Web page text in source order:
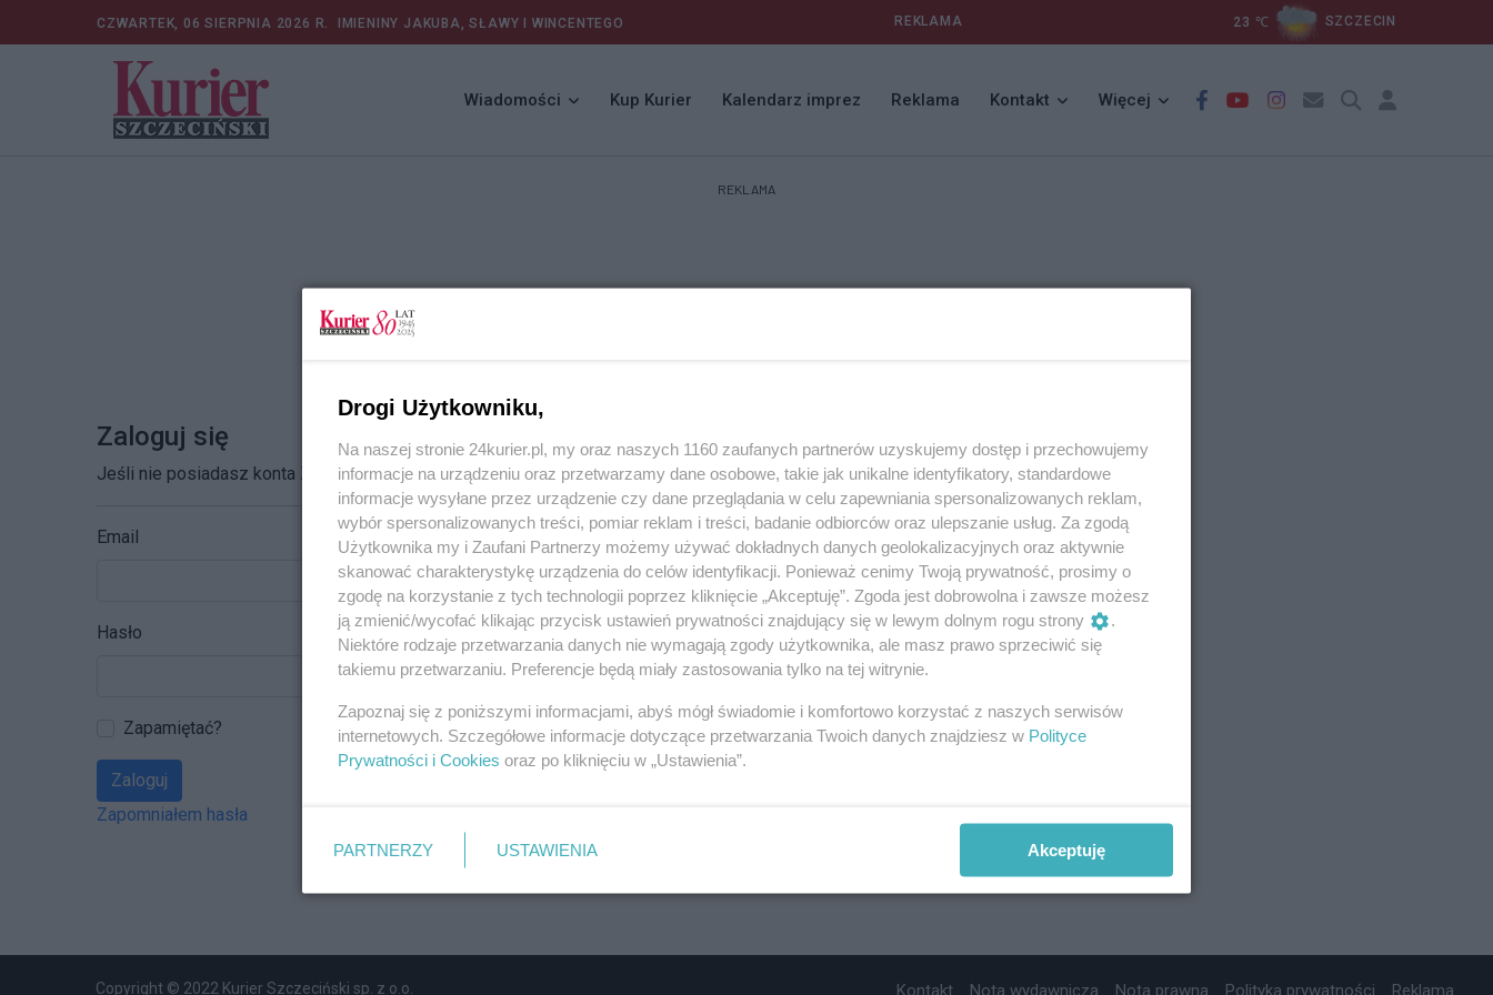
CZWARTEK, 06 SIERPNIA 2026 R. IMIENINY JAKUBA, SŁAWY I WINCENTEGO REKLAMA 23 ℃ SZCZECIN
Wiadomości Kup Kurier Kalendarz imprez Reklama Kontakt Więcej
REKLAMA
Zaloguj się
Jeśli nie posiadasz konta Zarejestruj się
Email
Hasło
Zapamiętać?
Zaloguj
Zapomniałem hasła
Copyright © 2022 Kurier Szczeciński sp. z o.o. Kontakt Nota wydawnicza Nota prawna Polityka prywatności Reklama
Drogi Użytkowniku,
Na naszej stronie 24kurier.pl, my oraz naszych 1160 zaufanych partnerów uzyskujemy dostęp i przechowujemy
informacje na urządzeniu oraz przetwarzamy dane osobowe, takie jak unikalne identyfikatory, standardowe
informacje wysyłane przez urządzenie czy dane przeglądania w celu zapewniania spersonalizowanych reklam,
wybór spersonalizowanych treści, pomiar reklam i treści, badanie odbiorców oraz ulepszanie usług. Za zgodą
Użytkownika my i Zaufani Partnerzy możemy używać dokładnych danych geolokalizacyjnych oraz aktywnie
skanować charakterystykę urządzenia do celów identyfikacji. Ponieważ cenimy Twoją prywatność, prosimy o
zgodę na korzystanie z tych technologii poprzez kliknięcie „Akceptuję”. Zgoda jest dobrowolna i zawsze możesz
ją zmienić/wycofać klikając przycisk ustawień prywatności znajdujący się w lewym dolnym rogu strony
.
Niektóre rodzaje przetwarzania danych nie wymagają zgody użytkownika, ale masz prawo sprzeciwić się
takiemu przetwarzaniu. Preferencje będą miały zastosowania tylko na tej witrynie.
Zapoznaj się z poniższymi informacjami, abyś mógł świadomie i komfortowo korzystać z naszych serwisów
internetowych. Szczegółowe informacje dotyczące przetwarzania Twoich danych znajdziesz w Polityce
Prywatności i Cookies oraz po kliknięciu w „Ustawienia”.
PARTNERZY USTAWIENIA Akceptuję